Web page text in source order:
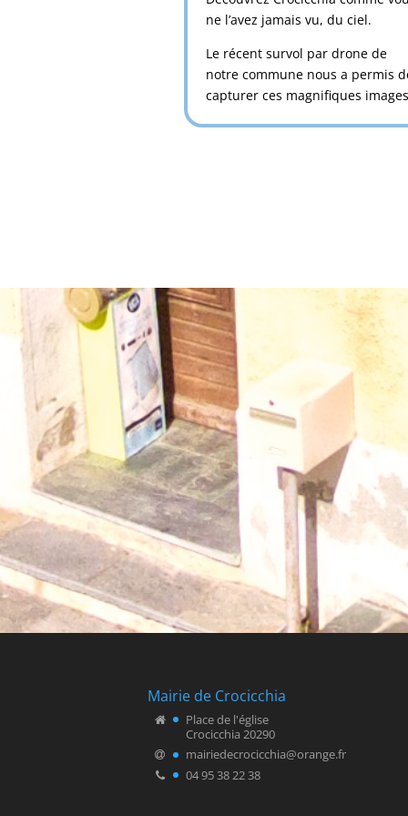
ne l’avez jamais vu, du ciel.
Le récent survol par drone de
notre commune nous a permis
capturer ces magnifiques
Mairie de Crocicchia
Place de l'église
Crocicchia 20290
mairiedecrocicchia@orange.fr
04 95 38 22 38